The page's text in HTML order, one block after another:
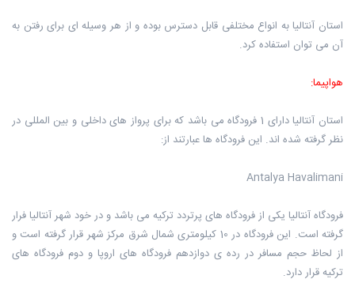
استان آنتالیا به انواع مختلفی قابل دسترس بوده و از هر وسیله ای برای رفتن به
آن می توان استفاده کرد.
هواپیما:
استان آنتالیا دارای 1 فرودگاه می باشد که برای پرواز های داخلی و بین المللی در
نظر گرفته شده اند. این فرودگاه ها عبارتند از:
Antalya Havalimani
فرودگاه آنتالیا یکی از فرودگاه های پرتردد ترکیه می باشد و در خود شهر آنتالیا فرار
گرفته است. این فرودگاه در 10 کیلومتری شمال شرق مرکز شهر قرار گرفته است و
از لحاظ حجم مسافر در رده ی دوازدهم فرودگاه های اروپا و دوم فرودگاه های
ترکیه قرار دارد.